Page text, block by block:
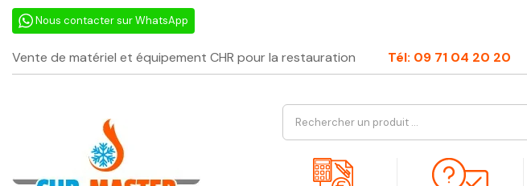
Nous contacter sur WhatsApp
Vente de matériel et équipement CHR pour la restauration Tél: 09 71 04 20 20